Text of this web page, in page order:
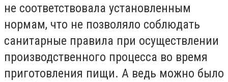
не соответствовала установленным
нормам, что не позволяло соблюдать
санитарные правила при осуществлении
производственного процесса во время
приготовления пищи. А ведь можно было